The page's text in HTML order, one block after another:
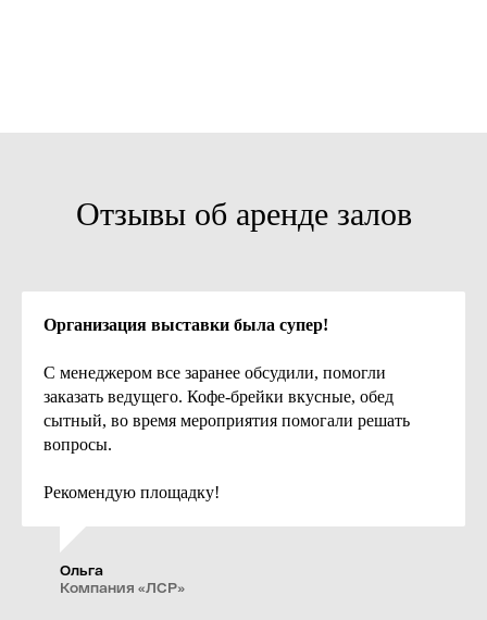
Отзывы об аренде залов
Организация выставки была супер!
С менеджером все заранее обсудили, помогли
заказать ведущего. Кофе-брейки вкусные, обед
сытный, во время мероприятия помогали решать
вопросы.
Рекомендую площадку!
Ольга
Компания «ЛСР»